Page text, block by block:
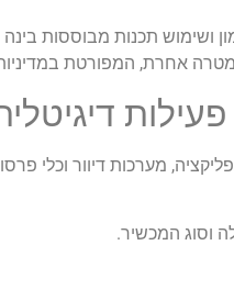
מטרה אחרת, המפורטת
מערכות דיוור וכלי